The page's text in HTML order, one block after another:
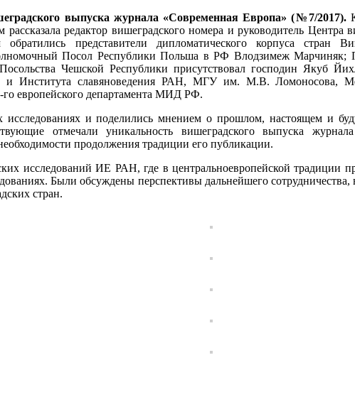
выпуска журнала «Современная Европа» (№7/2017).
редактор вишеградского номера и руководитель
представители дипломатического корпуса стран
Посол Республики Польша в РФ Влодзимеж Марчиняк;
Чешской Республики присутствовал господин Якуб
и Института славяноведения РАН, МГУ им. М.В. Ломоносова,
го европейского департамента МИД РФ.
и поделились мнением о прошлом, настоящем и
отмечали уникальность вишеградского выпуска
продолжения традиции его публикации.
исследований ИЕ РАН, где в центральноевропейской традиции
Были обсуждены перспективы дальнейшего сотрудничества,
стран.